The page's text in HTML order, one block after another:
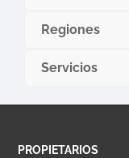
Regiones
Servicios
PROPIETARIOS